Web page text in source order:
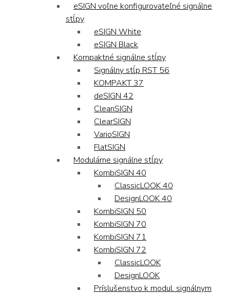
eSIGN voľne konfigurovateľné signálne
stĺpy
eSIGN White
eSIGN Black
Kompaktné signálne stĺpy
Signálny stĺp RST 56
KOMPAKT 37
deSIGN 42
CleanSIGN
ClearSIGN
VarioSIGN
FlatSIGN
Modulárne signálne stĺpy
KombiSIGN 40
ClassicLOOK 40
DesignLOOK 40
KombiSIGN 50
KombiSIGN 70
KombiSIGN 71
KombiSIGN 72
ClassicLOOK
DesignLOOK
Príslušenstvo k modul. signálnym